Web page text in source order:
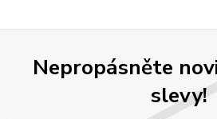
Nepropásněte
slevy!